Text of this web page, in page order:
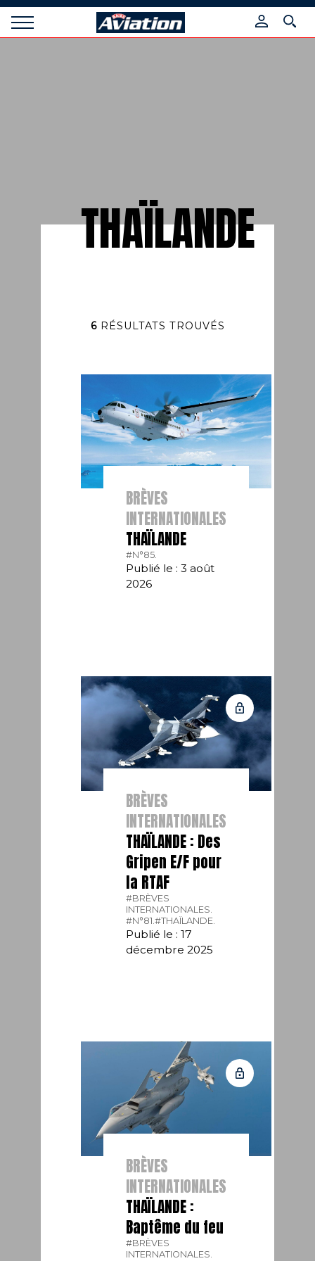
Raids
THAÏLANDE
6RÉSULTATS TROUVÉS
BRÈVES
INTERNATIONALES
THAÏLANDE
#N°85.
Publié le : 3 août
2026
BRÈVES
INTERNATIONALES
THAÏLANDE : Des
Gripen E/F pour
la RTAF
#BRÈVES
INTERNATIONALES.
#N°81.#THAÏLANDE.
Publié le : 17
décembre 2025
BRÈVES
INTERNATIONALES
THAÏLANDE :
Baptême du feu
#BRÈVES
INTERNATIONALES.
Panneau de gestion des cookies